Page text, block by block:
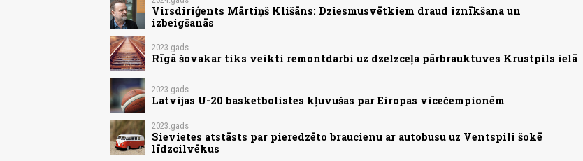
Virsdiriģents Mārtiņš Klišāns: Dziesmusvētkiem draud iznīkšana un
izbeigšanās
2023.gads
Rīgā šovakar tiks veikti remontdarbi uz dzelzceļa pārbrauktuves Krustpils ielā
2023.gads
Latvijas U-20 basketbolistes kļuvušas par Eiropas vicečempionēm
2023.gads
Sievietes atstāsts par pieredzēto braucienu ar autobusu uz Ventspili šokē
līdzcilvēkus